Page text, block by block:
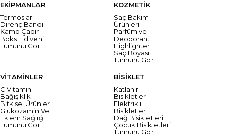
EKİPMANLAR
Termoslar
Direnç Bandı
Kamp Çadırı
Boks Eldiveni
Tümünü Gör
KOZMETİK
Saç Bakım
Ürünleri
Parfüm ve
Deodorant
Highlighter
Saç Boyası
Tümünü Gör
VİTAMİNLER
C Vitamini
Bağışıklık
Bitkisel Ürünler
Glukozamin Ve
Eklem Sağlığı
Tümünü Gör
BİSİKLET
Katlanır
Bisikletler
Elektrikli
Bisikletler
Dağ Bisikletleri
Çocuk Bisikletleri
Tümünü Gör